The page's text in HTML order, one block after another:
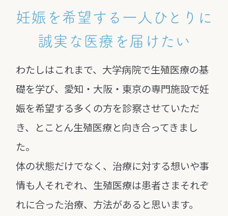
妊娠を希望する一人ひとりに
誠実な医療を届けたい
わたしはこれまで、大学病院で生殖医療の基
礎を学び、愛知・大阪・東京の専門施設で妊
娠を希望する多くの方を診察させていただ
き、とことん生殖医療と向き合ってきまし
た。
体の状態だけでなく、治療に対する想いや事
情も人それぞれ、 生殖医療は患者さまそれぞ
れに合った治療、方法があると思います。